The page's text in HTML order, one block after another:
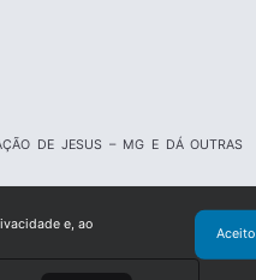
DE JESUS – MG E DÁ OUTRAS
e, ao
Aceito